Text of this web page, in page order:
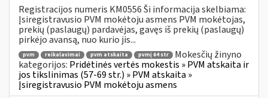
Registracijos numeris KM0556 Ši informacija skelbiama:
Įsiregistravusio PVM mokėtoju asmens PVM mokėtojas,
prekių (paslaugų) pardavėjas, gavęs iš prekių (paslaugų)
pirkėjo avansą, nuo kurio jis...
pvm reikalavimai pvm atskaita pvmį 64 str
Mokesčių žinyno
kategorijos: Pridėtinės vertės mokestis » PVM atskaita ir
jos tikslinimas (57-69 str.) » PVM atskaita »
Įsiregistravusio PVM mokėtoju asmens